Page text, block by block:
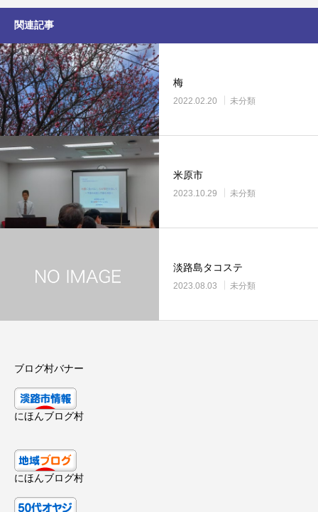
関連記事
梅
2022.02.20 未分類
米原市
2023.10.29 未分類
淡路島タコステ
2023.08.03 未分類
ブログ村バナー
にほんブログ村
にほんブログ村